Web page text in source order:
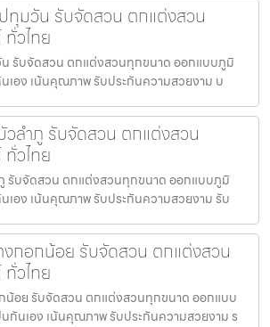
มวัน รับจัดสวน ตกแต่งสวน
วไทย
รับจัดสวน ตกแต่งสวนทุกขนาด ออกแบบภูมิ
เอง เน้นคุณภาพ รับประกันความสวยงาม บ
ลำภู รับจัดสวน ตกแต่งสวน
วไทย
รับจัดสวน ตกแต่งสวนทุกขนาด ออกแบบภูมิ
เอง เน้นคุณภาพ รับประกันความสวยงาม รับ
กอกน้อย รับจัดสวน ตกแต่งสวน
วไทย
น้อย รับจัดสวน ตกแต่งสวนทุกขนาด ออกแบบ
กันเอง เน้นคุณภาพ รับประกันความสวยงาม ร